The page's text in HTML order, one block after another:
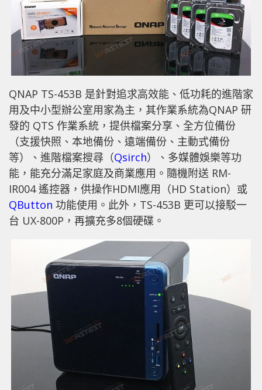
QNAP TS-453B 是針對追求高效能、低功耗的進階家
用及中小型辦公室用家為主，其作業系統為QNAP 研
發的 QTS 作業系統，提供檔案分享、全方位備份
（支援快照、本地備份、遠端備份、主動式備份
等）、進階檔案搜尋（Qsirch）、多媒體娛樂等功
能，能充分滿足家庭及商業應用。隨機附送 RM-
IR004 遙控器，供操作HDMI應用（HD Station）或
QButton 功能使用。此外，TS-453B 更可以接駁一
台 UX-800P，再擴充多8個硬碟。